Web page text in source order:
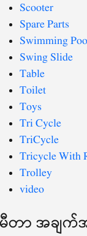
Scooter
Spare Parts
Swimming
Swing Slide
Table
Toilet
Toys
Tri Cycle
TriCycle
Tricycle With
Trolley
video
မီတာ အချ